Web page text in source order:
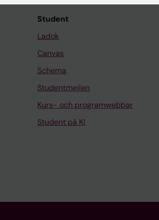
Student
Ladok
Canvas
Schema
Studentmejlen
Kurs- och programwebbar
Student på KI